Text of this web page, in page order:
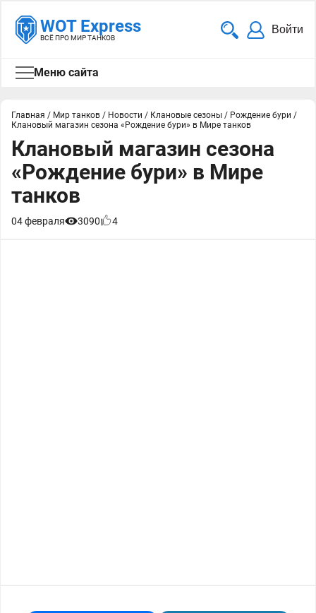
WOT Express
ВСЁ ПРО МИР ТАНКОВ
Войти
Меню сайта
Главная / Мир танков / Новости / Клановые сезоны / Рождение бури /
Клановый магазин сезона «Рождение бури» в Мире танков
Клановый магазин сезона
«Рождение бури» в Мире
танков
04 февраля 3090 4